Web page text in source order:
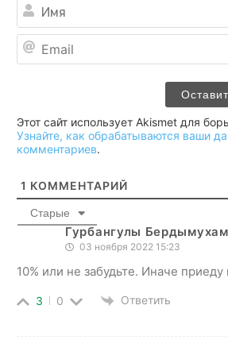
Этот сайт использует Akismet для
Узнайте, как обрабатываются ваши
комментариев.
1 КОММЕНТАРИЙ
Старые
Гурбангулы
03 ноября 2022 15:23
10% или не забудьте. Иначе
3 0 Ответить